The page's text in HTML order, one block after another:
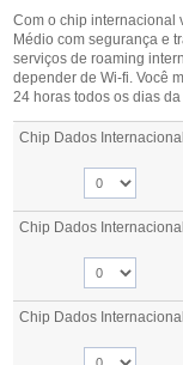
Com o chip internacional
Médio com segurança e
serviços de roaming
depender de Wi-fi. Você
24 horas todos os dias
Chip Dados
Chip Dados
Chip Dados